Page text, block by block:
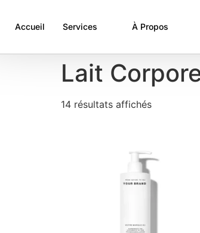
Accueil Services À Propos
Lait
14 résultats affichés